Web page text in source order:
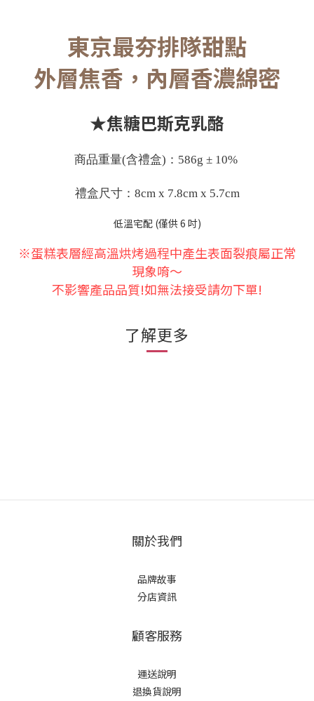
東京最夯排隊甜點
外層焦香，內層香濃綿密
★焦糖巴斯克乳酪
商品重量(含禮盒)：586g ± 10%
禮盒尺寸：8cm x 7.8cm x 5.7cm
低溫宅配 (僅供 6 吋)
※蛋糕表層經高溫烘烤過程中產生表面裂痕屬正常
現象唷～
不影響產品品質!如無法接受請勿下單!
了解更多
關於我們
品牌故事
分店資訊
顧客服務
運送說明
退換貨說明